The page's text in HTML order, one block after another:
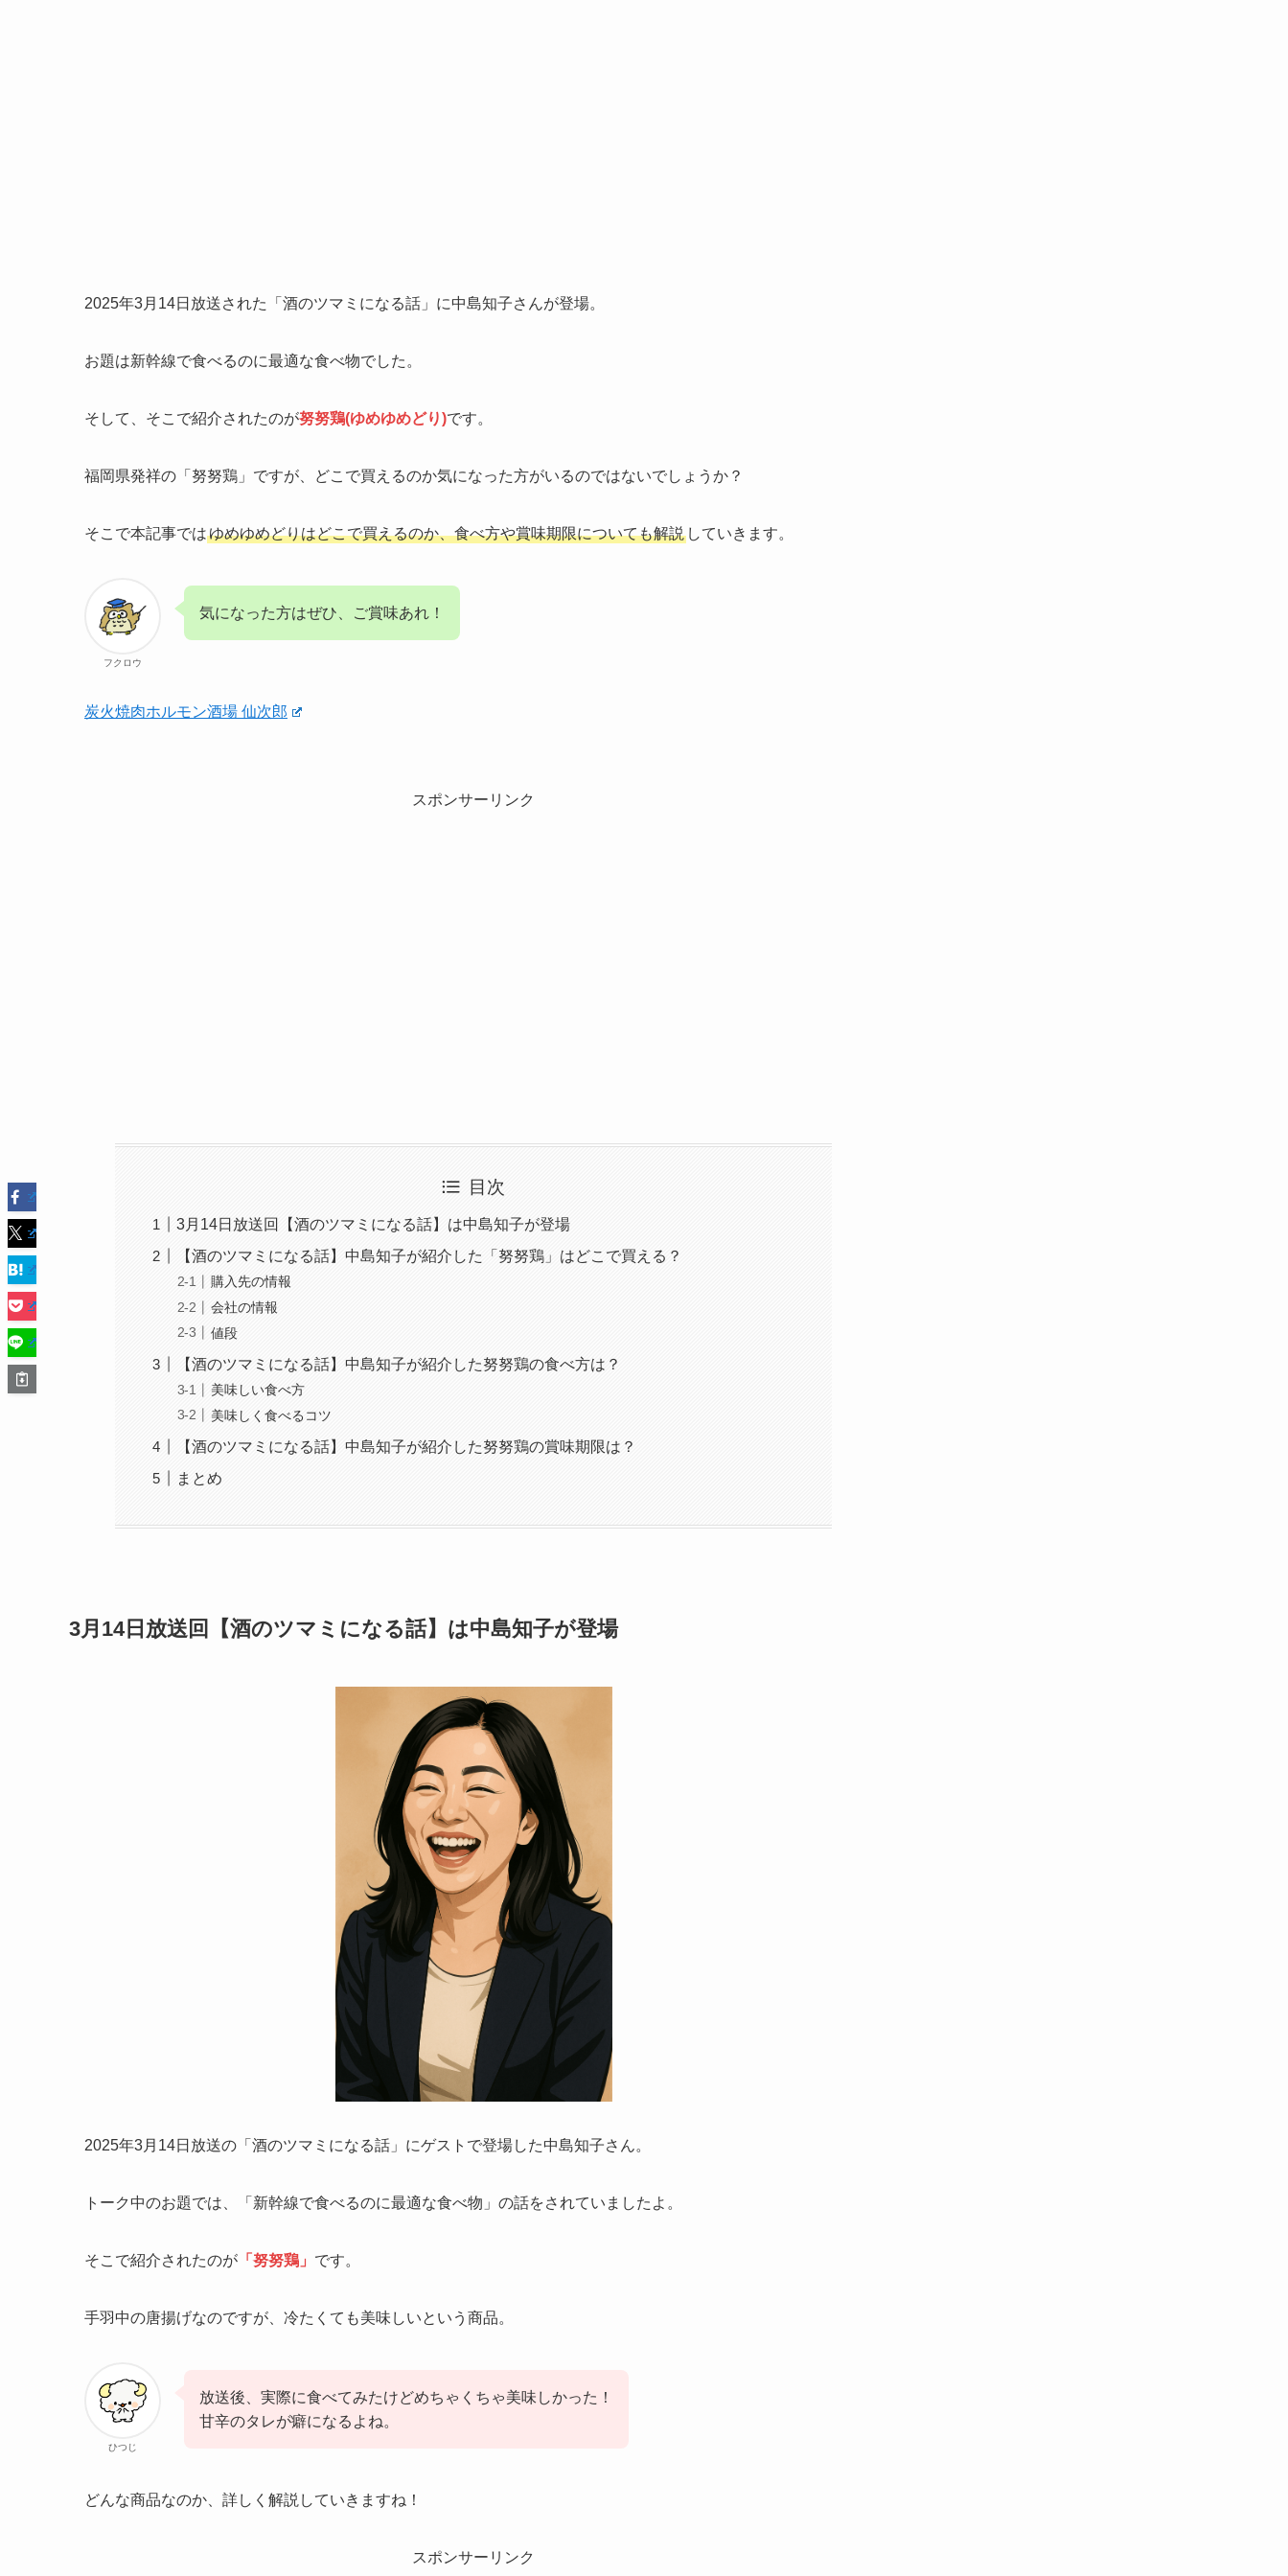
2025年3月14日放送された「酒のツマミになる話」に中島知子さんが登場。
お題は新幹線で食べるのに最適な食べ物でした。
そして、そこで紹介されたのが努努鶏(ゆめゆめどり)です。
福岡県発祥の「努努鶏」ですが、どこで買えるのか気になった方がいるのではないでしょうか？
そこで本記事ではゆめゆめどりはどこで買えるのか、食べ方や賞味期限についても解説 していきます。
フクロウ
気になった方はぜひ、ご賞味あれ！
炭火焼肉ホルモン酒場 仙次郎
スポンサーリンク
目次
3月14日放送回【酒のツマミになる話】は中島知子が登場
【酒のツマミになる話】中島知子が紹介した「努努鶏」はどこで買える？
購入先の情報
会社の情報
値段
【酒のツマミになる話】中島知子が紹介した努努鶏の食べ方は？
美味しい食べ方
美味しく食べるコツ
【酒のツマミになる話】中島知子が紹介した努努鶏の賞味期限は？
まとめ
3月14日放送回【酒のツマミになる話】は中島知子が登場
2025年3月14日放送の「酒のツマミになる話」にゲストで登場した中島知子さん。
トーク中のお題では、「新幹線で食べるのに最適な食べ物」の話をされていましたよ。
そこで紹介されたのが 「努努鶏」 です。
手羽中の唐揚げなのですが、冷たくても美味しいという商品。
ひつじ
放送後、実際に食べてみたけどめちゃくちゃ美味しかった！
甘辛のタレが癖になるよね。
どんな商品なのか、詳しく解説していきますね！
スポンサーリンク